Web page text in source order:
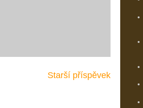
Starší příspěvek